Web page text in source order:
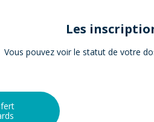
Les
Vous pouvez voir le statut de votre